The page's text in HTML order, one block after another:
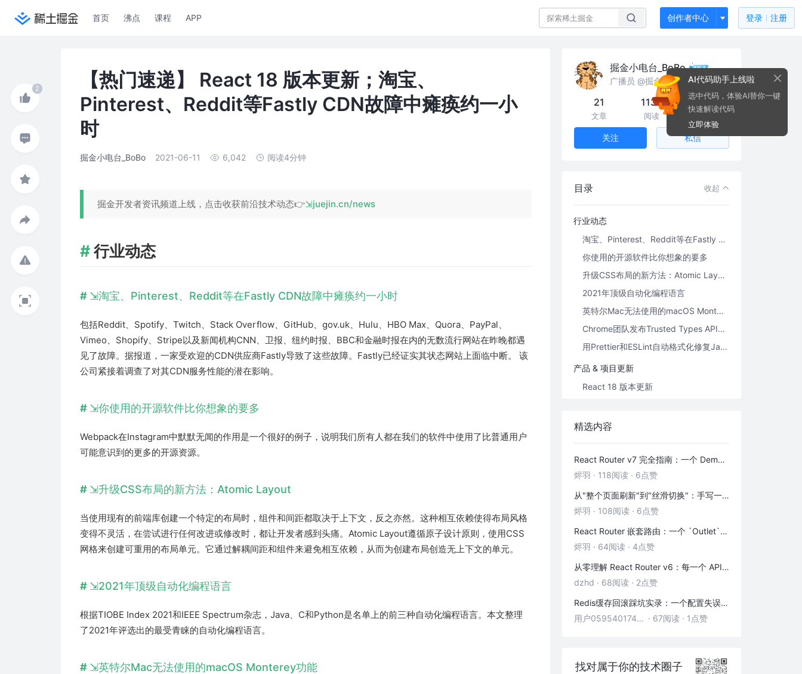
首页 沸点 课程 APP 创作者中心 登录 注册
【热门速递】 React 18 版本更新；淘宝、
Pinterest、Reddit等Fastly CDN故障中瘫痪约一小
时
掘金小电台_BoBo 2021-06-11 6,042 阅读4分钟
掘金开发者资讯频道上线，点击收获前沿技术动态👉 juejin.cn/news
行业动态
淘宝、Pinterest、Reddit等在Fastly CDN故障中瘫痪约一小时
包括Reddit、Spotify、Twitch、Stack Overflow、GitHub、gov.uk、Hulu、HBO Max、Quora、PayPal、
Vimeo、Shopify、Stripe以及新闻机构CNN、卫报、纽约时报、BBC和金融时报在内的无数流行网站在昨晚都遇
见了故障。据报道，一家受欢迎的CDN供应商Fastly导致了这些故障。Fastly已经证实其状态网站上面临中断。 该
公司紧接着调查了对其CDN服务性能的潜在影响。
你使用的开源软件比你想象的要多
Webpack在Instagram中默默无闻的作用是一个很好的例子，说明我们所有人都在我们的软件中使用了比普通用户
可能意识到的更多的开源资源。
升级CSS布局的新方法：Atomic Layout
当使用现有的前端库创建一个特定的布局时，组件和间距都取决于上下文，反之亦然。这种相互依赖使得布局风格
变得不灵活，在尝试进行任何改进或修改时，都让开发者感到头痛。Atomic Layout遵循原子设计原则，使用CSS
网格来创建可重用的布局单元。它通过解耦间距和组件来避免相互依赖，从而为创建布局创造无上下文的单元。
2021年顶级自动化编程语言
根据TIOBE Index 2021和IEEE Spectrum杂志，Java、C和Python是名单上的前三种自动化编程语言。本文整理
了2021年评选出的最受青睐的自动化编程语言。
英特尔Mac无法使用的macOS Monterey功能
掘金小电台_BoBo
广播员 @掘金
21
文章
113k
阅读
50
粉丝
关注 私信
目录 收起
行业动态
淘宝、Pinterest、Reddit等在Fastly CDN故障中瘫痪约一小时
你使用的开源软件比你想象的要多
升级CSS布局的新方法：Atomic Layout
2021年顶级自动化编程语言
英特尔Mac无法使用的macOS Monterey功能
Chrome团队发布Trusted Types API，致力于JavaScript DOM安全
用Prettier和ESLint自动格式化修复JavaScript代码
产品 & 项目更新
React 18 版本更新
安卓12的版本更新
Go 1.17 发行说明
Spring Boot 2.5.1发布
terraform 发布 v1.0.0 版本
精选内容
React Router v7 完全指南：一个 Demo 吃透前端路由
烬羽 · 118阅读 · 6点赞
从"整个页面刷新"到"丝滑切换"：手写一个 HashRouter 彻底搞懂前端路由
烬羽 · 108阅读 · 6点赞
React Router 嵌套路由：一个 `Outlet` 引发的布局思考
烬羽 · 64阅读 · 4点赞
从零理解 React Router v6：每一个 API 都是怎么工作的
dzhd · 68阅读 · 2点赞
Redis缓存回滚踩坑实录：一个配置失误，让我在凌晨3点丢了3000条数据
用户05954017446 · 67阅读 · 1点赞
找对属于你的技术圈子
AI代码助手上线啦
选中代码，体验AI替你一键
快速解读代码
立即体验